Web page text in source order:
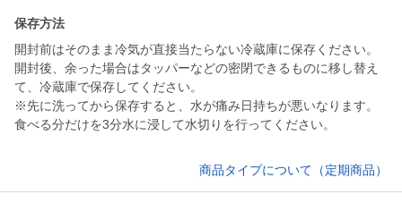
保存方法
開封前はそのまま冷気が直接当たらない冷蔵庫に保存ください。
開封後、余った場合はタッパーなどの密閉できるものに移し替え
て、冷蔵庫で保存してください。
※先に洗ってから保存すると、水が痛み日持ちが悪いなります。
食べる分だけを3分水に浸して水切りを行ってください。
商品タイプについて（定期商品）